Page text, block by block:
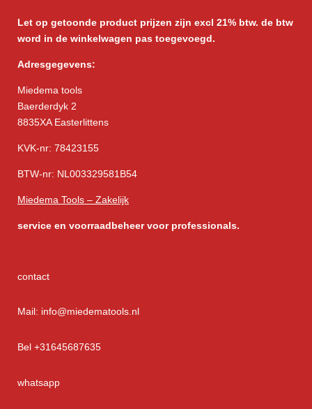
Let op getoonde product prijzen zijn excl 21% btw. de btw
word in de winkelwagen pas toegevoegd.
Adresgegevens:
Miedema tools
Baerderdyk 2
8835XA Easterlittens
KVK-nr: 78423155
BTW-nr: NL003329581B54
Miedema Tools – Zakelijk
service en voorraadbeheer voor professionals.
contact
Mail: info@miedematools.nl
Bel +31645687635
whatsapp